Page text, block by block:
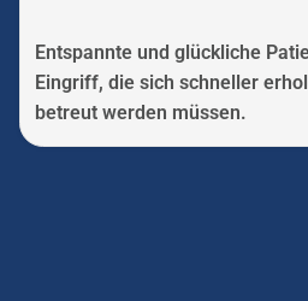
Entspannte und glückliche
Eingriff, die sich schneller
betreut werden müssen.